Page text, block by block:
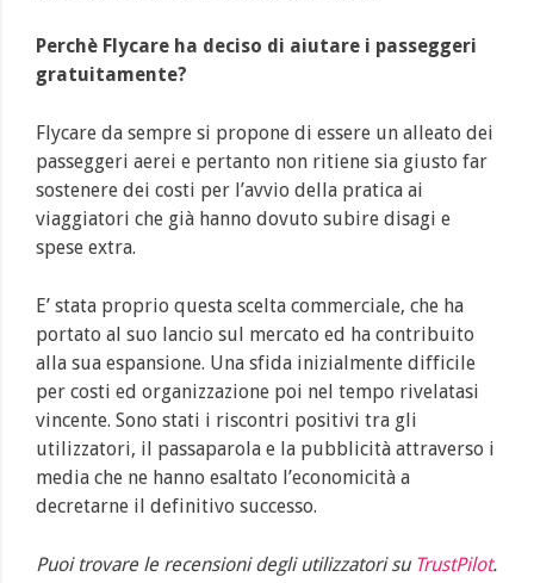
Perchè Flycare ha deciso di aiutare i passeggeri
gratuitamente?
Flycare da sempre si propone di essere un alleato dei
passeggeri aerei e pertanto non ritiene sia giusto far
sostenere dei costi per l’avvio della pratica ai
viaggiatori che già hanno dovuto subire disagi e
spese extra.
E’ stata proprio questa scelta commerciale, che ha
portato al suo lancio sul mercato ed ha contribuito
alla sua espansione. Una sfida inizialmente difficile
per costi ed organizzazione poi nel tempo rivelatasi
vincente. Sono stati i riscontri positivi tra gli
utilizzatori, il passaparola e la pubblicità attraverso i
media che ne hanno esaltato l’economicità a
decretarne il definitivo successo.
Puoi trovare le recensioni degli utilizzatori su TrustPilot.